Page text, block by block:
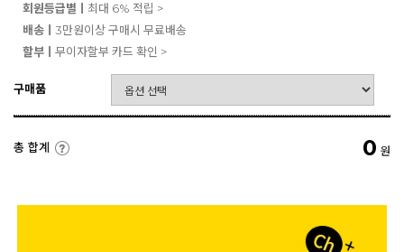
회원등급별ㅣ 최대 6% 적립 >
배송ㅣ 3만원이상 구매시 무료배송
할부ㅣ 무이자할부 카드 확인 >
구매품
총 합계 0 원